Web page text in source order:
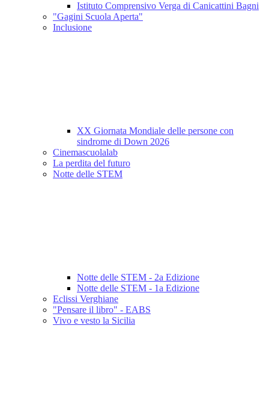
Istituto Comprensivo Verga di Canicattini Bagni
"Gagini Scuola Aperta"
Inclusione
XX Giornata Mondiale delle persone con
sindrome di Down 2026
Cinemascuolalab
La perdita del futuro
Notte delle STEM
Notte delle STEM - 2a Edizione
Notte delle STEM - 1a Edizione
Eclissi Verghiane
"Pensare il libro" - EABS
Vivo e vesto la Sicilia